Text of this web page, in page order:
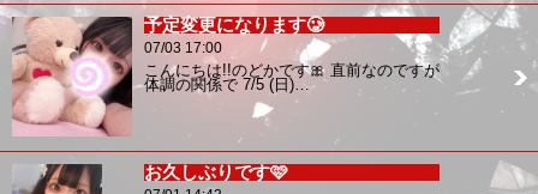
予定変更になります🥲
07/03 17:00
こんにちは!!のどかです🎀 直前なのですが
体調の関係で 7/5 (日)…
お久しぶりです🩷